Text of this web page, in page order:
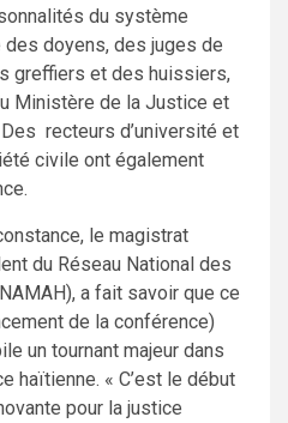
du système
doyens, des juges de
greffiers et des huissiers,
Ministère de la Justice et
recteurs d’université et
civile ont également
le magistrat
du Réseau National des
a fait savoir que ce
de la conférence)
un tournant majeur dans
haïtienne. « C’est le début
pour la justice